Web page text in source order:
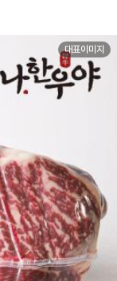
대표이미지